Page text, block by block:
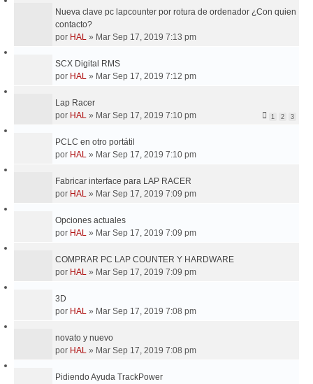
Nueva clave pc lapcounter por rotura de ordenador ¿Con quien
contacto?
por HAL » Mar Sep 17, 2019 7:13 pm
SCX Digital RMS
por HAL » Mar Sep 17, 2019 7:12 pm
Lap Racer
por HAL » Mar Sep 17, 2019 7:10 pm 1 2 3
PCLC en otro portátil
por HAL » Mar Sep 17, 2019 7:10 pm
Fabricar interface para LAP RACER
por HAL » Mar Sep 17, 2019 7:09 pm
Opciones actuales
por HAL » Mar Sep 17, 2019 7:09 pm
COMPRAR PC LAP COUNTER Y HARDWARE
por HAL » Mar Sep 17, 2019 7:09 pm
3D
por HAL » Mar Sep 17, 2019 7:08 pm
novato y nuevo
por HAL » Mar Sep 17, 2019 7:08 pm
Pidiendo Ayuda TrackPower